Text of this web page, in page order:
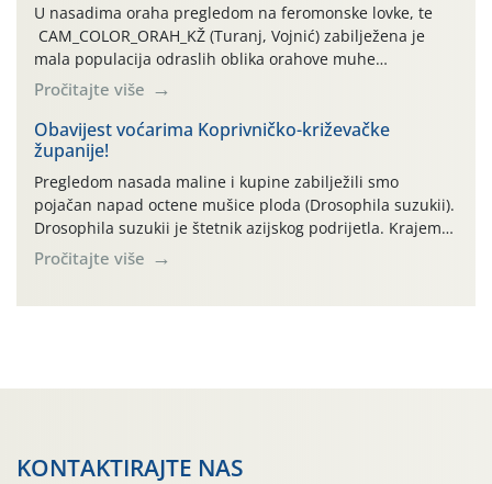
U nasadima oraha pregledom na feromonske lovke, te
CAM_COLOR_ORAH_KŽ (Turanj, Vojnić) zabilježena je
mala populacija odraslih oblika orahove muhe
(Rhagoletis completa). Niska brojnost može se objasniti
činjenicom da je riječ o mladim nasadima s vrlo malim
urodom, što je povezano i s manjim brojem prezimjelih
jedinki. U starijim nasadima, na žutim ljepljivim Rebell
pločama s […]
Pročitajte više
Obavijest voćarima Koprivničko-križevačke
županije!
Pregledom nasada maline i kupine zabilježili smo
pojačan napad octene mušice ploda (Drosophila suzukii).
Drosophila suzukii je štetnik azijskog podrijetla. Krajem
2010. godine prvi puta je registriran u Hrvatskoj, a u
rujnu 2016. godine na našem su području zabilježene
Pročitajte više
KONTAKTIRAJTE NAS